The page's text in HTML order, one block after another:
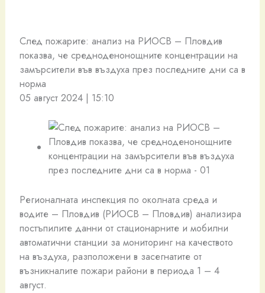
След пожарите: анализ на РИОСВ – Пловдив
показва, че средноденонощните концентрации на
замърсители във въздуха през последните дни са в
норма
05 август 2024 | 15:10
Регионалната инспекция по околната среда и
водите – Пловдив (РИОСВ – Пловдив) анализира
постъпилите данни от стационарните и мобилни
автоматични станции за мониторинг на качеството
на въздуха, разположени в засегнатите от
възникналите пожари райони в периода 1 – 4
август.